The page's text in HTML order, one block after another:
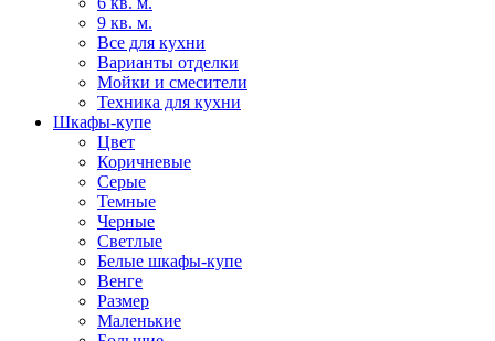
9 кв. м.
Все для кухни
Варианты отделки
Мойки и смесители
Техника для кухни
Шкафы-купе
Цвет
Коричневые
Серые
Темные
Черные
Светлые
Белые шкафы-купе
Венге
Размер
Маленькие